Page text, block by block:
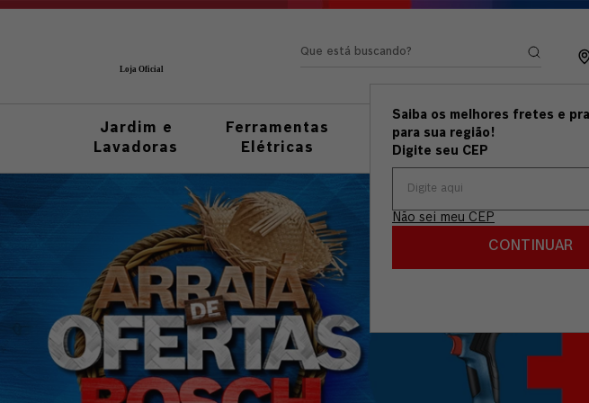
Que está buscando?
Saiba os melhores fretes e
para sua região!
Digite seu CEP
Não sei meu CEP
CONTINUAR
Jardim e
Lavadoras
Ferramentas
Elétricas
Ferramentas
Manuais